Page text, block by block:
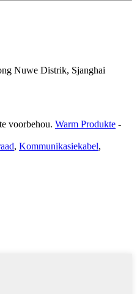
Nuwe Distrik, Sjanghai
voorbehou. Warm Produkte -
, Kommunikasiekabel,